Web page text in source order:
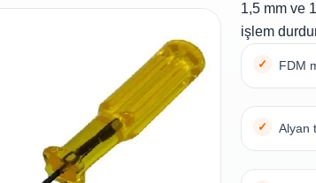
1,5 mm ve
işlem
FDM
Alyan